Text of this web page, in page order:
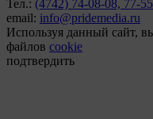
Тел.: (4742) 74-08-08, 77-
email: info@pridemedia.ru
Используя данный сайт,
файлов cookie
подтвердить